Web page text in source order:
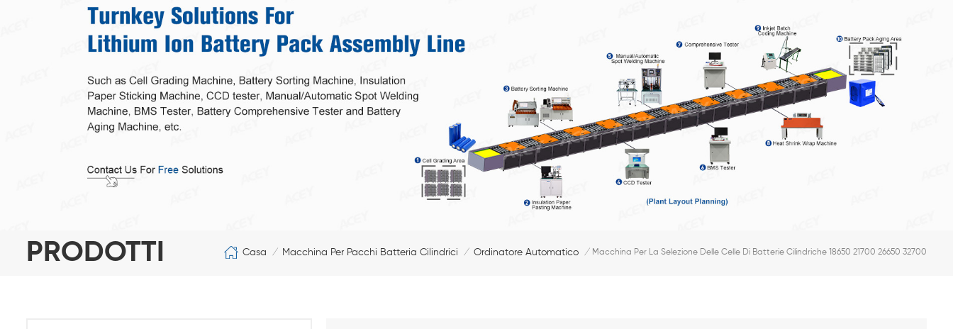
PRODOTTI Casa / Macchina Per Pacchi Batteria Cilindrici / Ordinatore Automatico / Macchina Per La Selezione Delle Celle Di Batterie Cilindriche 18650 21700 26650 32700